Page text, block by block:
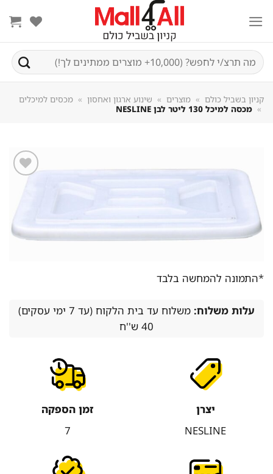
חיפוש
עבור:
קניון בשביל כולם מוצרים שינוע ארגון ואחסון
מכסים למיכלים
מכסה למיכל 130 ליטר לבן NESLINE
*התמונה להמחשה בלבד
עלות משלוח:
משלוח עד בית הלקוח (עד 7 ימי עסקים)
40 ש''ח
יצרן
NESLINE
זמן הספקה
7